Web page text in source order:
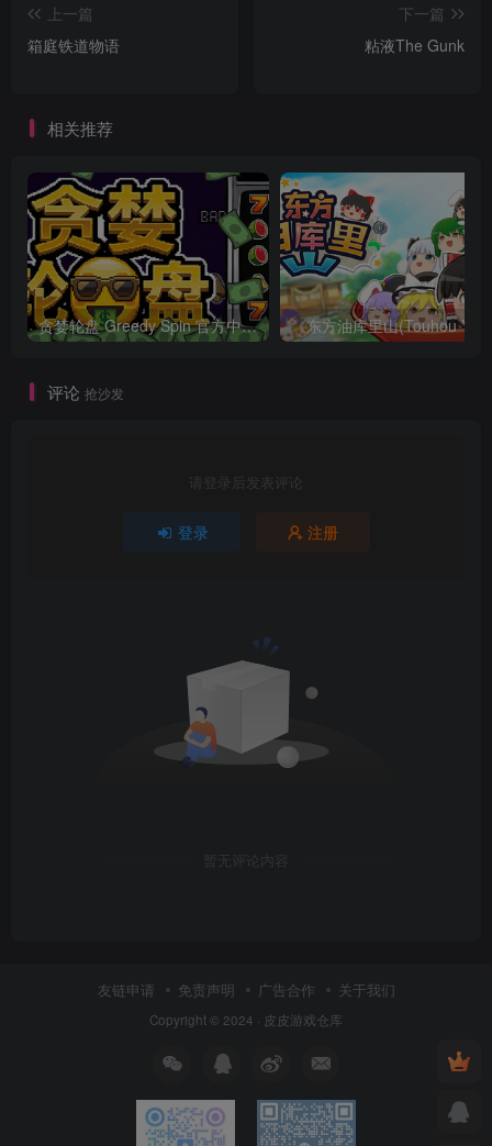
上一篇
箱庭铁道物语
下一篇
粘液The Gunk
相关推荐
贪婪轮盘 Greedy Spin 官方中文Build.24493828
评论 抢沙发
请登录后发表评论
登录 注册
暂无评论内容
友链申请 免责声明 广告合作 关于我们
Copyright © 2024 · 皮皮游戏仓库